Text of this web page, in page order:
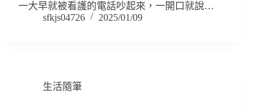
一大早就被看護的電話吵起來，一開口就說…
sfkjs04726
2025/01/09
生活隨筆